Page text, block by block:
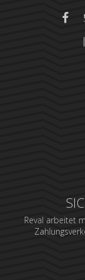
Reval arbeitet